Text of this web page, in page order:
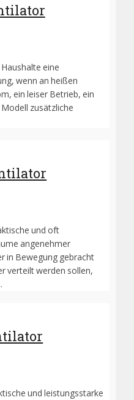
eine
wenn an heißen
ein leiser Betrieb, ein
zusätzliche
und oft
angenehmer
in Bewegung gebracht
verteilt werden sollen,
und leistungsstarke